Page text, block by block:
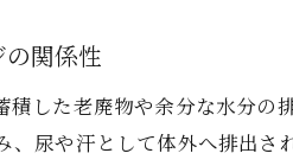
関係性
した老廃物や余分な水分
尿や汗として体外へ排出され